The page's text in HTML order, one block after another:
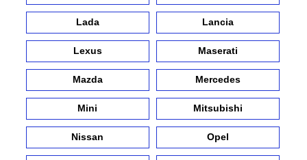
Lada Lancia
Lexus Maserati
Mazda Mercedes
Mini Mitsubishi
Nissan Opel